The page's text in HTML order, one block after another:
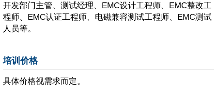
开发部门主管、测试经理、EMC设计工程师、EMC整改工
程师、EMC认证工程师、电磁兼容测试工程师、EMC测试
人员等。
培训价格
具体价格视需求而定。